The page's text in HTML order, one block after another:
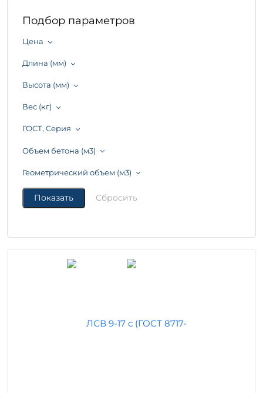
Подбор параметров
Цена
Длина (мм)
Высота (мм)
Вес (кг)
ГОСТ, Серия
Объем бетона (м3)
Геометрический объем (м3)